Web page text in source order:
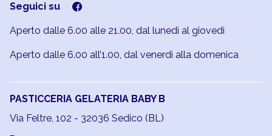
Seguici su
Aperto dalle 6.00 alle 21.00, dal lunedì al giovedì
Aperto dalle 6.00 all’1.00, dal venerdì alla domenica
PASTICCERIA GELATERIA BABY B
Via Feltre, 102 - 32036 Sedico (BL)